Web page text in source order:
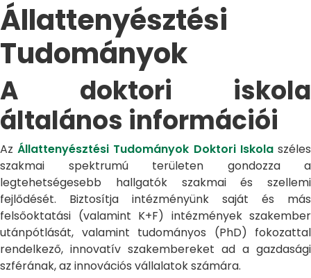
Állattenyésztési
Tudományok
A doktori iskola
általános információi
AzÁllattenyésztési Tudományok Doktori Iskolaszéles
szakmai spektrumú területen gondozza a
legtehetségesebb hallgatók szakmai és szellemi
fejlődését. Biztosítja intézményünk saját és más
felsőoktatási (valamint K+F) intézmények szakember
utánpótlását, valamint tudományos (PhD) fokozattal
rendelkező, innovatív szakembereket ad a gazdasági
szférának, az innovációs vállalatok számára.